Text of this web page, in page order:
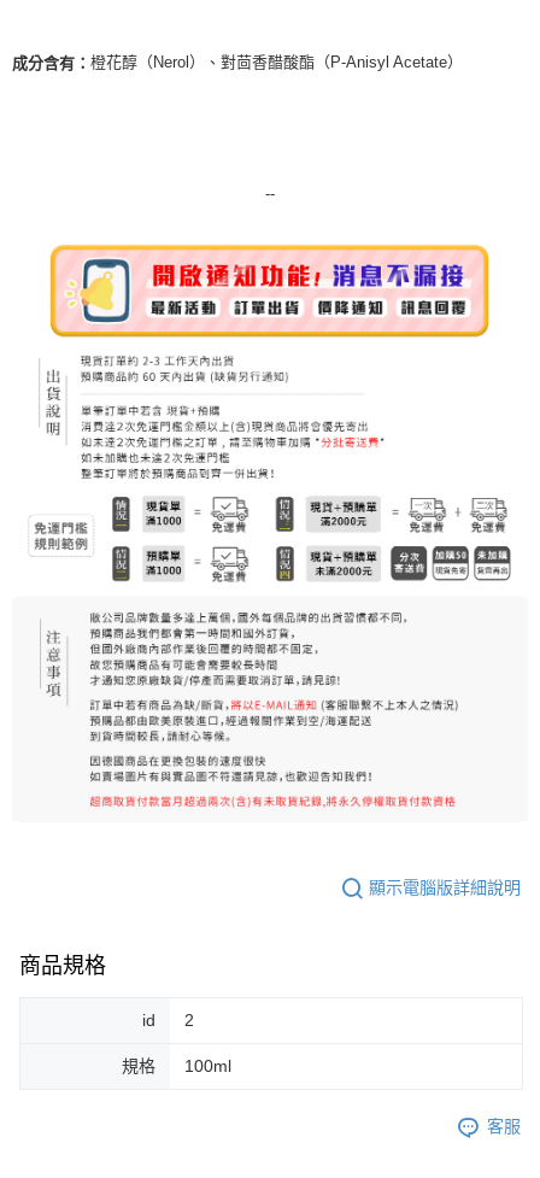
離島宅配（澎湖、金門、馬祖、小琉球）
每筆NT$250，滿NT$3,000(含以上)免運費
付款後門市自取
免運費
成分含有： 橙花醇（Nerol）、對茴香醋酸酯（P-Anisyl Acetate）
--
顯示電腦版詳細說明
商品規格
id 2
規格 100ml
客服